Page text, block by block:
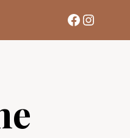
Facebook